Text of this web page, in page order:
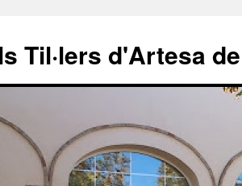
Til·lers d'Artesa